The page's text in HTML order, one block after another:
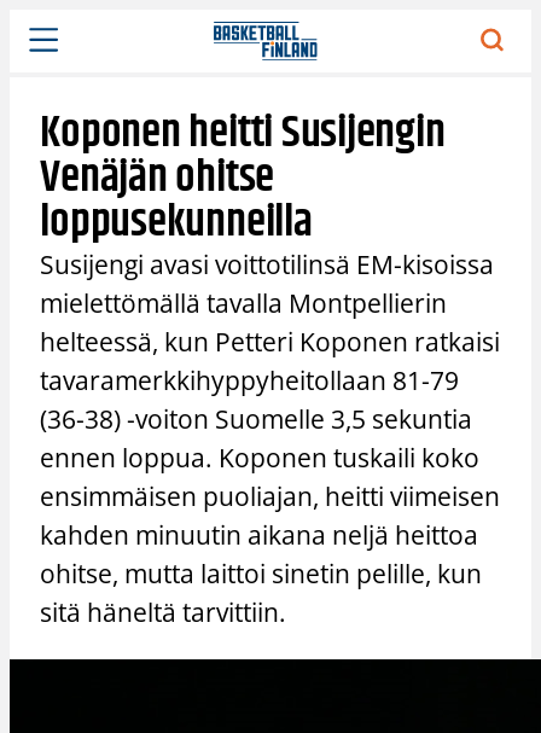
Siirry
sisältöön
Koponen heitti Susijengin
Venäjän ohitse
loppusekunneilla
Susijengi avasi voittotilinsä EM-kisoissa
mielettömällä tavalla Montpellierin
helteessä, kun Petteri Koponen ratkaisi
tavaramerkkihyppyheitollaan 81-79
(36-38) -voiton Suomelle 3,5 sekuntia
ennen loppua. Koponen tuskaili koko
ensimmäisen puoliajan, heitti viimeisen
kahden minuutin aikana neljä heittoa
ohitse, mutta laittoi sinetin pelille, kun
sitä häneltä tarvittiin.